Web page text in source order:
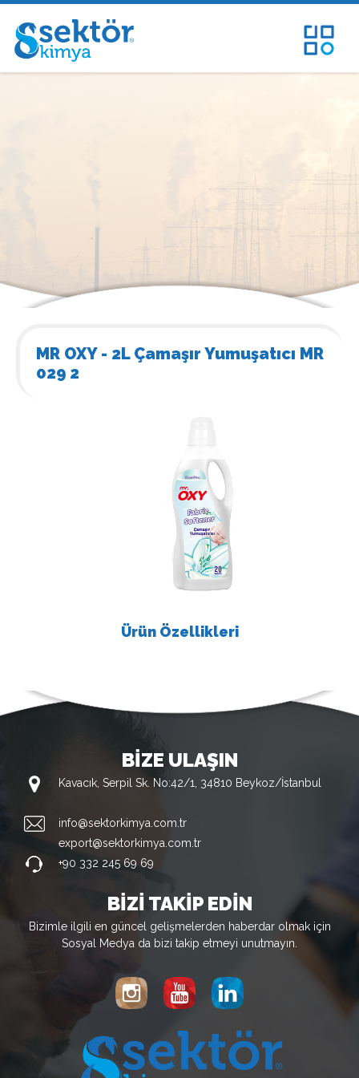
MR OXY - 2L Çamaşır Yumuşatıcı MR
029 2
Ürün Özellikleri
BİZE ULAŞIN
Kavacık, Serpil Sk. No:42/1, 34810 Beykoz/İstanbul
info@sektorkimya.com.tr
export@sektorkimya.com.tr
+90 332 245 69 69
BİZİ TAKİP EDİN
Bizimle ilgili en güncel gelişmelerden haberdar olmak için
Sosyal Medya da bizi takip etmeyi unutmayın.